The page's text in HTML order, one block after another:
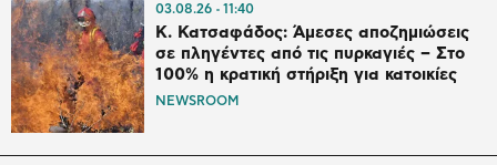
03.08.26 11:40
Κ. Κατσαφάδος: Άμεσες αποζημιώσεις
σε πληγέντες από τις πυρκαγιές – Στο
100% η κρατική στήριξη για κατοικίες
NEWSROOM